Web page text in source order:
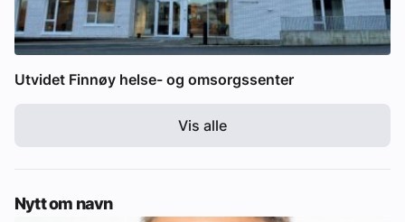
Utvidet Finnøy helse- og omsorgssenter
Vis alle
Nytt om navn